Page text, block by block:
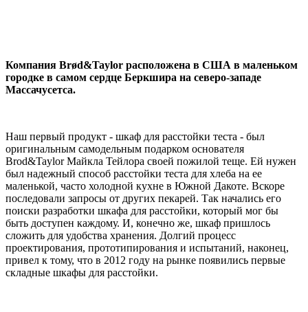
Компания Brød&Taylor расположена в США в маленьком
городке в самом сердце Беркшира на северо-западе
Массачусетса.
Наш первый продукт - шкаф для расстойки теста - был
оригинальным самодельным подарком основателя
Brod&Taylor Майкла Тейлора своей пожилой теще. Ей нужен
был надежный способ расстойки теста для хлеба на ее
маленькой, часто холодной кухне в Южной Дакоте. Вскоре
последовали запросы от других пекарей. Так начались его
поиски разработки шкафа для расстойки, который мог бы
быть доступен каждому. И, конечно же, шкаф пришлось
сложить для удобства хранения. Долгий процесс
проектирования, прототипирования и испытаний, наконец,
привел к тому, что в 2012 году на рынке появились первые
складные шкафы для расстойки.